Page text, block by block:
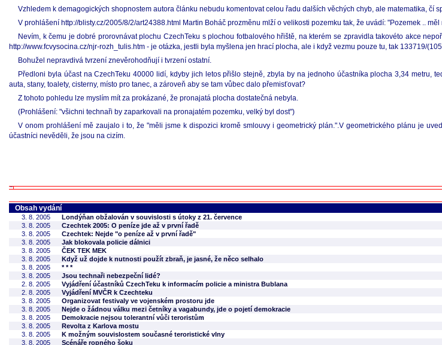
Vzhledem k demagogických shopnostem autora článku nebudu komentovat celou řadu dalších věchých chyb, ale matematika, čí
V prohlášení http://blisty.cz/2005/8/2/art24388.html Martin Boháč prozměnu mlží o velikosti pozemku tak, že uvádí: "Pozemek ..
Nevím, k čemu je dobré prorovnávat plochu CzechTeku s plochou fotbalového hřiště, na kterém se zpravidla takovéto akce
http://www.fcvysocina.cz/njr-rozh_tulis.htm - je otázka, jestli byla myšlena jen hrací plocha, ale i když vezmu pouze tu, tak 133719/
Bohužel nepravdivá tvrzení znevěrohodňují i tvrzení ostatní.
Předloni byla účast na CzechTeku 40000 lidí, kdyby jich letos přišlo stejně, zbyla by na jednoho účastníka plocha 3,34 metru,
auta, stany, toalety, cisterny, místo pro tanec, a zároveň aby se tam vůbec dalo přemisťovat?
Z tohoto pohledu lze myslím mít za prokázané, že pronajatá plocha dostatečná nebyla.
(Prohlášení: "všichni technaři by zaparkovali na pronajatém pozemku, velký byl dost")
V onom prohlášení mě zaujalo i to, že "měli jsme k dispozici kromě smlouvy i geometrický plán.".V geometrického plánu je
účastníci nevěděli, že jsou na cizím.
Obsah vydání
3. 8. 2005
Londýňan obžalován v souvislosti s útoky z 21. července
3. 8. 2005
Czechtek 2005: O peníze jde až v první řadě
3. 8. 2005
Czechtek: Nejde "o peníze až v první řadě"
3. 8. 2005
Jak blokovala policie dálnici
3. 8. 2005
ČEK TEK MEK
3. 8. 2005
Když už dojde k nutnosti použít zbraň, je jasné, že něco selhalo
3. 8. 2005
* * *
3. 8. 2005
Jsou technaři nebezpeční lidé?
2. 8. 2005
Vyjádření účastníků CzechTeku k informacím policie a ministra Bublana
2. 8. 2005
Vyjádření MVČR k Czechteku
3. 8. 2005
Organizovat festivaly ve vojenském prostoru jde
3. 8. 2005
Nejde o žádnou válku mezi četníky a vagabundy, jde o pojetí demokracie
3. 8. 2005
Demokracie nejsou tolerantní vůči teroristům
3. 8. 2005
Revolta z Karlova mostu
3. 8. 2005
K možným souvislostem současné teroristické vlny
3. 8. 2005
Scénáře ropného šoku